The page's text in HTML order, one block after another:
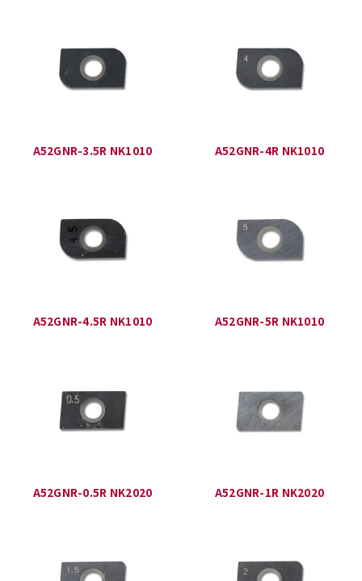
A52GNR-3.5R NK1010 A52GNR-4R NK1010
A52GNR-4.5R NK1010 A52GNR-5R NK1010
A52GNR-0.5R NK2020 A52GNR-1R NK2020